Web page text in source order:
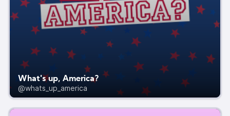
What's up, America?
@whats_up_america